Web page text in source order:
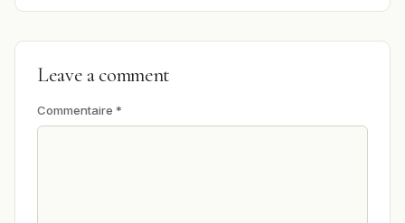
Leave a comment
Commentaire *